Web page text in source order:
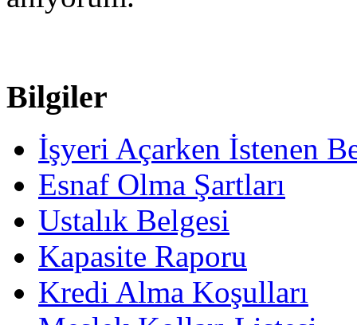
Bilgiler
İşyeri Açarken İstenen
Esnaf Olma Şartları
Ustalık Belgesi
Kapasite Raporu
Kredi Alma Koşulları